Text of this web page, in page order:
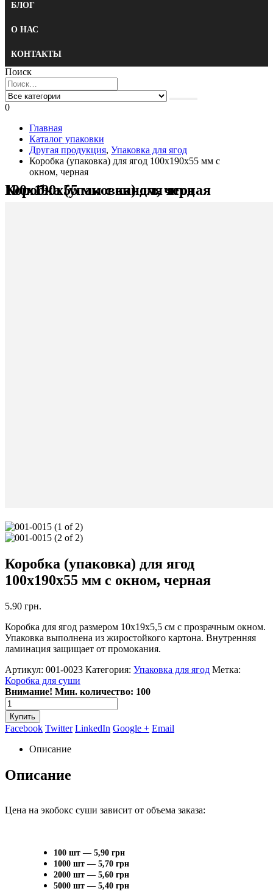
БЛОГ
О НАС
КОНТАКТЫ
Поиск
0
Главная
Каталог упаковки
Другая продукция, Упаковка для ягод
Коробка (упаковка) для ягод 100x190x55 мм с
окном, черная
Коробка (упаковка) для ягод 100x190x55 мм с окном, черная
Коробка (упаковка) для ягод
100x190x55 мм с окном, черная
5.90 грн.
Коробка для ягод размером 10x19x5,5 см c прозрачным окном.
Упаковка выполнена из жиростойкого картона. Внутренняя
ламинация защищает от промокания.
Артикул: 001-0023 Категория: Упаковка для ягод Метка:
Коробка для суши
Внимание! Мин. количество: 100
Купить
Facebook Twitter LinkedIn Google + Email
Описание
Описание
Цена на экобокс суши зависит от объема заказа:
100 шт — 5,90 грн
1000 шт — 5,70 грн
2000 шт — 5,60 грн
5000 шт — 5,40 грн